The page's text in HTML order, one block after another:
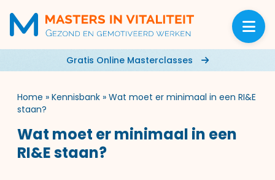
Gratis Online Masterclasses
Home » Kennisbank » Wat moet er minimaal in een RI&E
staan?
Wat moet er minimaal in een
RI&E staan?